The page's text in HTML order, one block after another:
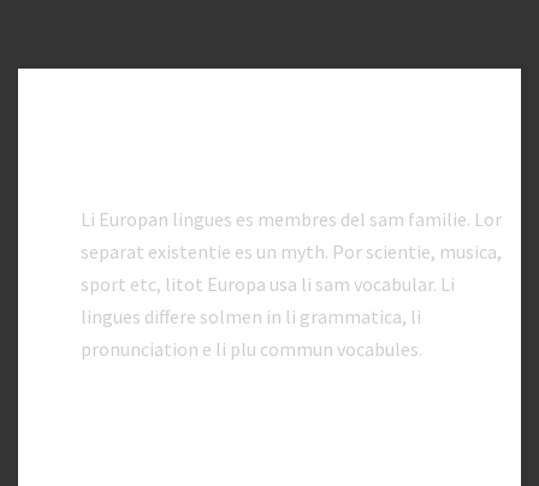
Li Europan lingues es membres del sam familie. Lor
separat existentie es un myth. Por scientie, musica,
sport etc, litot Europa usa li sam vocabular. Li
lingues differe solmen in li grammatica, li
pronunciation e li plu commun vocabules.